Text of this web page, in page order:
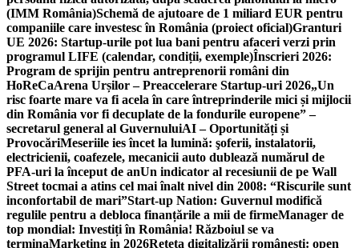
(IMM România)Schemă de ajutoare de 1 miliard EUR pentru
companiile care investesc în România (proiect oficial)Granturi
UE 2026: Startup-urile pot lua bani pentru afaceri verzi prin
programul LIFE (calendar, condiții, exemple)Înscrieri 2026:
Program de sprijin pentru antreprenorii români din
HoReCaArena Urșilor – Preaccelerare Startup-uri 2026„Un
risc foarte mare va fi acela în care întreprinderile mici și mijlocii
din România vor fi decuplate de la fondurile europene” –
secretarul general al GuvernuluiAI – Oportunități și
ProvocăriMeseriile ies încet la lumină: şoferii, instalatorii,
electricienii, coafezele, mecanicii auto dublează numărul de
PFA-uri la început de anUn indicator al recesiunii de pe Wall
Street tocmai a atins cel mai înalt nivel din 2008: “Riscurile sunt
inconfortabil de mari”Start-up Nation: Guvernul modifică
regulile pentru a debloca finanțările a mii de firmeManager de
top mondial: Investiți în România! Războiul se va
terminaMarketing in 2026Rețeta digitalizării românești: open